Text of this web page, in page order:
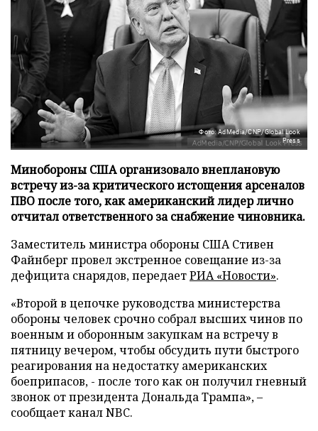
Фото: AdMedia/CNP/Global Look
Press
Минобороны США организовало внеплановую
встречу из-за критического истощения арсеналов
ПВО после того, как американский лидер лично
отчитал ответственного за снабжение чиновника.
Заместитель министра обороны США Стивен
Файнберг провел экстренное совещание из-за
дефицита снарядов, передаетРИА «Новости».
«Второй в цепочке руководства министерства
обороны человек срочно собрал высших чинов по
военным и оборонным закупкам на встречу в
пятницу вечером, чтобы обсудить пути быстрого
реагирования на недостатку американских
боеприпасов, - после того как он получил гневный
звонок от президента Дональда Трампа», –
сообщает канал NBC.